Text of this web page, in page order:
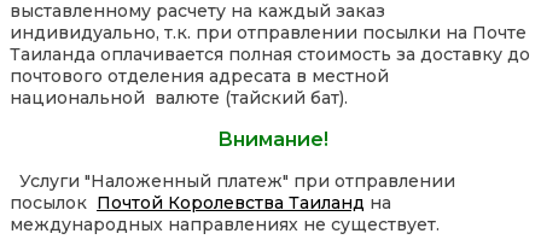
выставленному расчету на каждый заказ
индивидуально, т.к. при отправлении посылки на Почте
Таиланда оплачивается полная стоимость за доставку до
почтового отделения адресата в местной
национальной валюте (тайский бат).
Внимание!
Услуги "Наложенный платеж" при отправлении
посылок Почтой Королевства Таиланд на
международных направлениях не существует.